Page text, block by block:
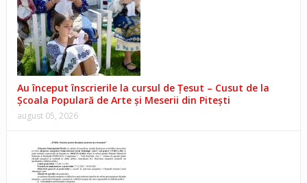
Au început înscrierile la cursul de Țesut – Cusut de la
Școala Populară de Arte și Meserii din Pitești
august 05, 2026